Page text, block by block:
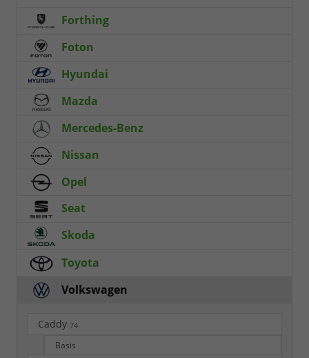
Forthing
Foton
Hyundai
Mazda
Mercedes-Benz
Nissan
Opel
Seat
Skoda
Toyota
Volkswagen
Caddy 74
Basis